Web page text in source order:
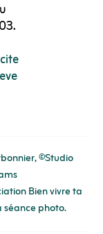
©Studio
Bien vivre ta
séance photo.